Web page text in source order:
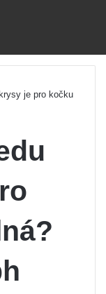
je pro kočku